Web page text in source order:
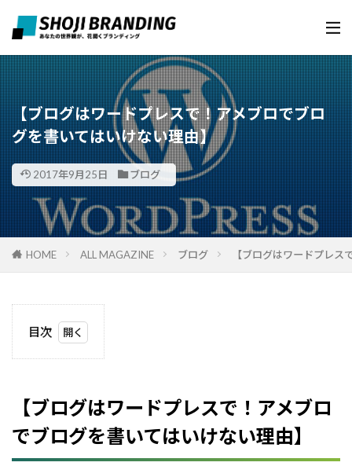
【ブログはワードプレスで！アメブロでブロ
グを書いてはいけない理由】
2017年9月25日 ブログ
HOME ALL MAGAZINE ブログ 【ブログはワードプレ
目次
はワ
ード
プレ
ス
で！
【ブログはワードプレスで！アメブロ
でブログを書いてはいけない理由】